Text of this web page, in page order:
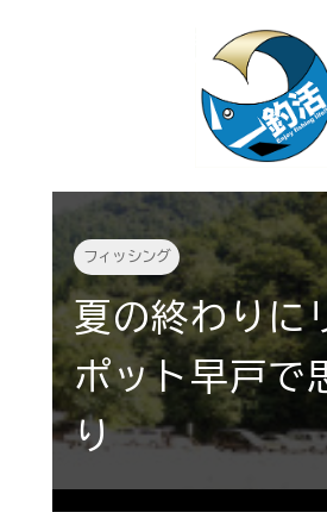
フィッシング
夏の終わりに
ポット早戸で
り